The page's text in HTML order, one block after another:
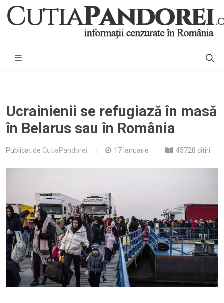
Ucrainienii se refugiază în masă
în Belarus sau în România
Publicat de CutiaPandorei 17 Ianuarie 45728 citiri